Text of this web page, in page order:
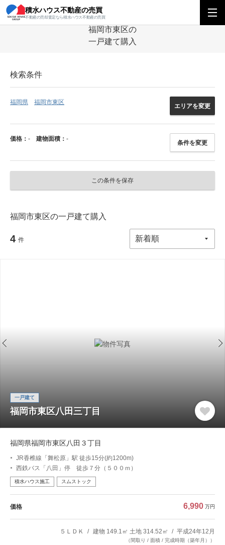
積水ハウス不動産の売買
不動産の売却査定なら積水ハウス不動産の売買
積水ハウス不動産の売買 九州エリア 福岡市東区の
福岡市東区の
一戸建て購入
検索条件
福岡県 福岡市東区
エリアを変更
価格： - 建物面積： -
条件を変更
この条件を保存
福岡市東区の一戸建て購入
4 件
一戸建て
福岡市東区八田三丁目
福岡県福岡市東区八田３丁目
JR香椎線「舞松原」駅 徒歩15分(約1200m)
西鉄バス「八田」停 徒歩７分（５００ｍ）
積水ハウス施工 スムストック
価格 6,990 万円
５ＬＤＫ 建物 149.1㎡ 土地 314.52㎡ 平成24年12月
（間取り / 面積 / 完成時期（築年月））